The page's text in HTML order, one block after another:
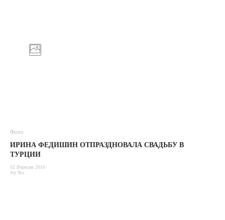
Фото
ИРИНА ФЕДИШИН ОТПРАЗДНОВАЛА СВАДЬБУ В
ТУРЦИИ
02 Вересня 2016
Jey Ro